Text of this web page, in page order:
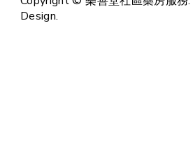
Design.